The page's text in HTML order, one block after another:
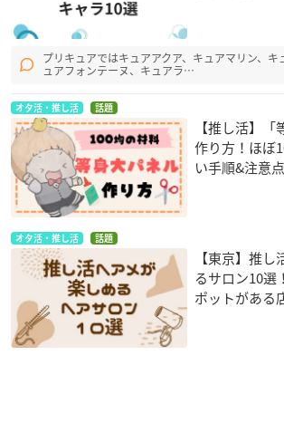
プリキュアではキュアアクア、キュアマリン、キ
ュアフォンテーヌ、キュアラ…
オタ活・推し活 話題
【推し活】
作り方！ほぼ
い手順&注意
オタ活・推し活 話題
【東京】推
るサロン10選
ポットがあ